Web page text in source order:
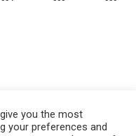
you the most
your preferences and